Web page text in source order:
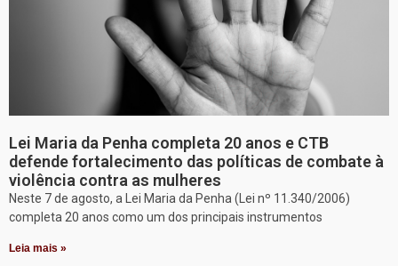
Lei Maria da Penha completa 20 anos e CTB
defende fortalecimento das políticas de combate à
violência contra as mulheres
Neste 7 de agosto, a Lei Maria da Penha (Lei nº 11.340/2006)
completa 20 anos como um dos principais instrumentos
Leia mais »